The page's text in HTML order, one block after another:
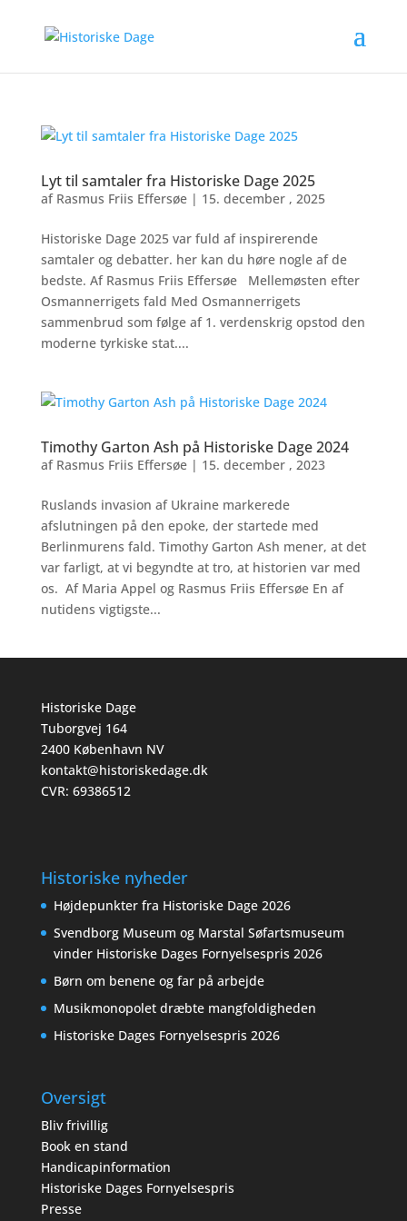
Lyt til samtaler fra Historiske Dage 2025
af Rasmus Friis Effersøe| 15. december , 2025
Historiske Dage 2025 var fuld af inspirerende
samtaler og debatter. her kan du høre nogle af de
bedste. Af Rasmus Friis Effersøe Mellemøsten efter
Osmannerrigets fald Med Osmannerrigets
sammenbrud som følge af 1. verdenskrig opstod den
moderne tyrkiske stat....
Timothy Garton Ash på Historiske Dage 2024
af Rasmus Friis Effersøe| 15. december , 2023
Ruslands invasion af Ukraine markerede
afslutningen på den epoke, der startede med
Berlinmurens fald. Timothy Garton Ash mener, at det
var farligt, at vi begyndte at tro, at historien var med
os. Af Maria Appel og Rasmus Friis Effersøe En af
nutidens vigtigste...
Historiske Dage
Tuborgvej 164
2400 København NV
kontakt@historiskedage.dk
CVR: 69386512
Historiske nyheder
Højdepunkter fra Historiske Dage 2026
Svendborg Museum og Marstal Søfartsmuseum
vinder Historiske Dages Fornyelsespris 2026
Børn om benene og far på arbejde
Musikmonopolet dræbte mangfoldigheden
Historiske Dages Fornyelsespris 2026
Oversigt
Bliv frivillig
Book en stand
Handicapinformation
Historiske Dages Fornyelsespris
Presse